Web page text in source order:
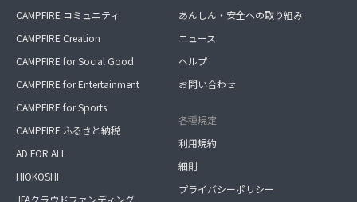
CAMPFIRE コミュニティ
CAMPFIRE Creation
CAMPFIRE for Social Good
CAMPFIRE for Entertainment
CAMPFIRE for Sports
CAMPFIRE ふるさと納税
AD FOR ALL
HIOKOSHI
あんしん・安全への取り組み
ニュース
ヘルプ
お問い合わせ
各種規定
利用規約
細則
プライバシーポリシー